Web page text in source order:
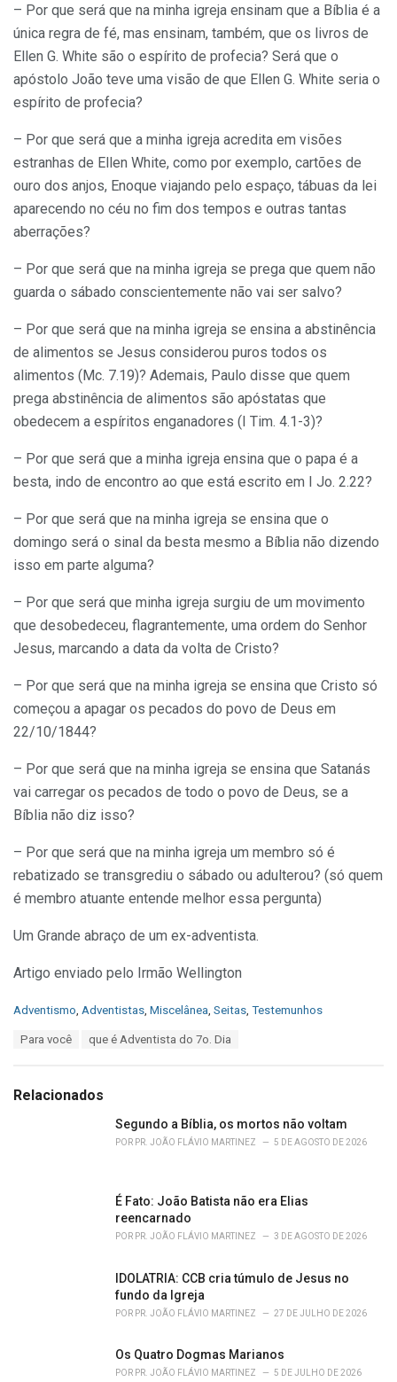
– Por que será que na minha igreja ensinam que a Bíblia é a
única regra de fé, mas ensinam, também, que os livros de
Ellen G. White são o espírito de profecia? Será que o
apóstolo João teve uma visão de que Ellen G. White seria o
espírito de profecia?
– Por que será que a minha igreja acredita em visões
estranhas de Ellen White, como por exemplo, cartões de
ouro dos anjos, Enoque viajando pelo espaço, tábuas da lei
aparecendo no céu no fim dos tempos e outras tantas
aberrações?
– Por que será que na minha igreja se prega que quem não
guarda o sábado conscientemente não vai ser salvo?
– Por que será que na minha igreja se ensina a abstinência
de alimentos se Jesus considerou puros todos os
alimentos (Mc. 7.19)? Ademais, Paulo disse que quem
prega abstinência de alimentos são apóstatas que
obedecem a espíritos enganadores (I Tim. 4.1-3)?
– Por que será que a minha igreja ensina que o papa é a
besta, indo de encontro ao que está escrito em I Jo. 2.22?
– Por que será que na minha igreja se ensina que o
domingo será o sinal da besta mesmo a Bíblia não dizendo
isso em parte alguma?
– Por que será que minha igreja surgiu de um movimento
que desobedeceu, flagrantemente, uma ordem do Senhor
Jesus, marcando a data da volta de Cristo?
– Por que será que na minha igreja se ensina que Cristo só
começou a apagar os pecados do povo de Deus em
22/10/1844?
– Por que será que na minha igreja se ensina que Satanás
vai carregar os pecados de todo o povo de Deus, se a
Bíblia não diz isso?
– Por que será que na minha igreja um membro só é
rebatizado se transgrediu o sábado ou adulterou? (só quem
é membro atuante entende melhor essa pergunta)
Um Grande abraço de um ex-adventista.
Artigo enviado pelo Irmão Wellington
C
o
r
Adventismo Adventistas Miscelânea Seitas Testemunhos
:
Para você que é Adventista do 7o. Dia
Relacionados
Segundo a Bíblia, os mortos não voltam
POR PR. JOÃO FLÁVIO MARTINEZ 5 DE AGOSTO DE 2026
É Fato: João Batista não era Elias
reencarnado
POR PR. JOÃO FLÁVIO MARTINEZ 3 DE AGOSTO DE 2026
IDOLATRIA: CCB cria túmulo de Jesus no
fundo da Igreja
POR PR. JOÃO FLÁVIO MARTINEZ 27 DE JULHO DE 2026
Os Quatro Dogmas Marianos
POR PR. JOÃO FLÁVIO MARTINEZ 5 DE JULHO DE 2026